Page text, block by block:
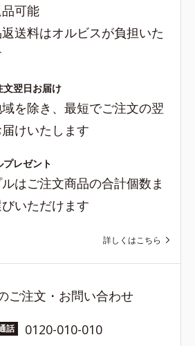
可能
送料はオルビスが負担いた
文翌日お届け
を除き、最短でご注文の翌
けいたします
プレゼント
はご注文商品の合計個数ま
いただけます
詳しくはこちら
ご注文・お問い合わせ
話 0120-010-010